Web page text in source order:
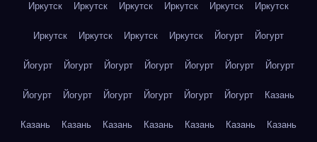
Иркутск Иркутск Иркутск Иркутск Иркутск Иркутск
Иркутск Иркутск Иркутск Иркутск Йогурт Йогурт
Йогурт Йогурт Йогурт Йогурт Йогурт Йогурт Йогурт
Йогурт Йогурт Йогурт Йогурт Йогурт Йогурт Казань
Казань Казань Казань Казань Казань Казань Казань